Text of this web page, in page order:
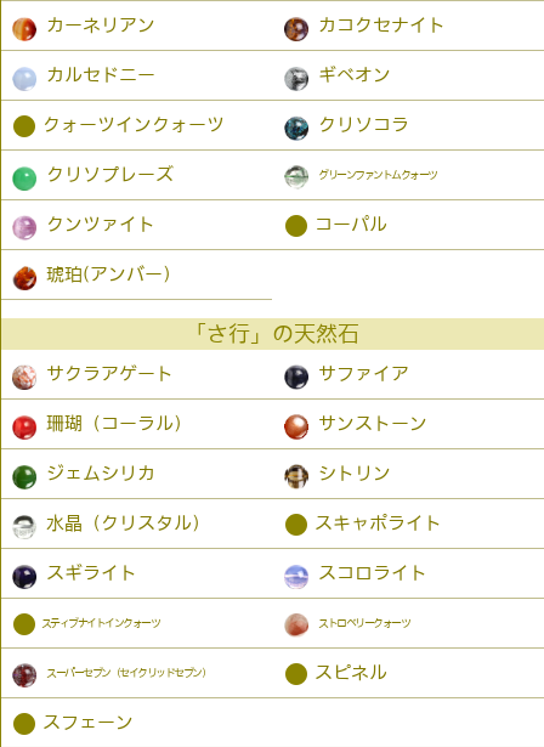
カーネリアン カコクセナイト
カルセドニー ギベオン
● クォーツインクォーツ クリソコラ
クリソプレーズ グリーンファントムクォーツ
クンツァイト ● コーパル
琥珀(アンバー）
「さ行」の天然石
サクラアゲート サファイア
珊瑚（コーラル） サンストーン
ジェムシリカ シトリン
水晶（クリスタル） ● スキャポライト
スギライト スコロライト
● スティブナイトインクォーツ ストロベリークォーツ
スーパーセブン（セイクリッドセブン） ● スピネル
● スフェーン